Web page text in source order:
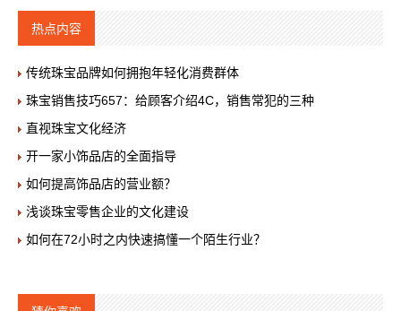
热点内容
传统珠宝品牌如何拥抱年轻化消费群体
珠宝销售技巧657：给顾客介绍4C，销售常犯的三种
直视珠宝文化经济
开一家小饰品店的全面指导
如何提高饰品店的营业额？
浅谈珠宝零售企业的文化建设
如何在72小时之内快速搞懂一个陌生行业？